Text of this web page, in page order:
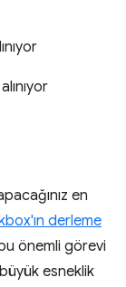
en
derleme
önemli görevi
esneklik